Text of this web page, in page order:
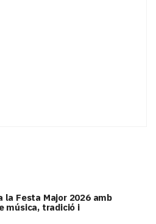
la Festa Major 2026 amb
música, tradició i